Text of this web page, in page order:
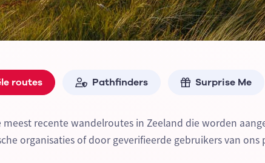
routes Pathfinders Surprise Me
meest recente wandelroutes in Zeeland die worden
organisaties of door geverifieerde gebruikers van ons